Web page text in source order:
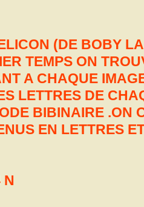
(DE BOBY
TEMPS ON
A CHAQUE
LETTRES DE
BIBINAIRE .ON
EN LETTRES
N